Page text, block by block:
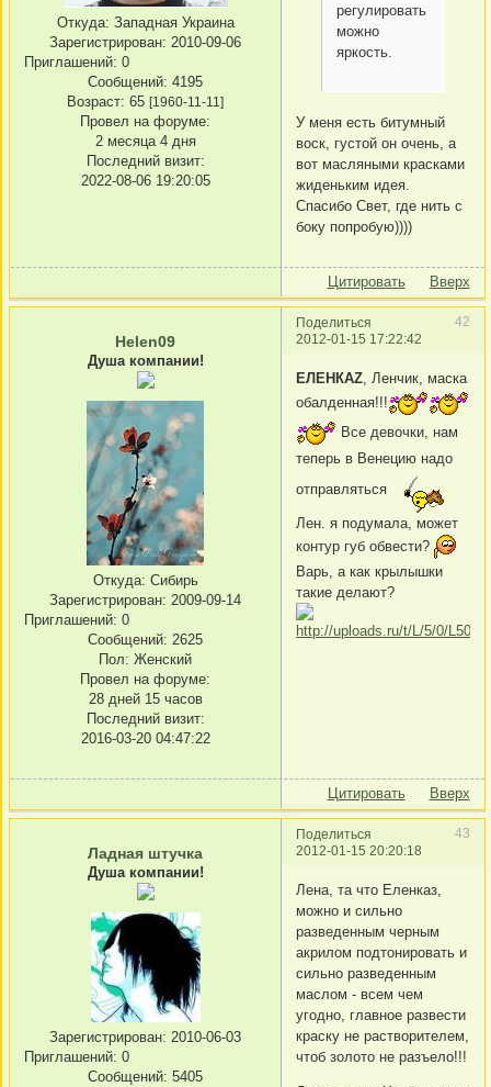
Откуда: Западная Украина
Зарегистрирован: 2010-09-06
Приглашений: 0
Сообщений: 4195
Возраст: 65 [1960-11-11]
Провел на форуме:
2 месяца 4 дня
Последний визит:
2022-08-06 19:20:05
регулировать
можно
яркость.
У меня есть битумный
воск, густой он очень, а
вот масляными красками
жиденьким идея.
Спасибо Свет, где нить с
боку попробую))))
Цитировать Вверх
Поделиться
42
2012-01-15 17:22:42
Helen09
Душа компании!
Откуда: Сибирь
Зарегистрирован: 2009-09-14
Приглашений: 0
Сообщений: 2625
Пол: Женский
Провел на форуме:
28 дней 15 часов
Последний визит:
2016-03-20 04:47:22
ЕЛЕНКАZ , Ленчик, маска
обалденная!!!
Все девочки, нам
теперь в Венецию надо
отправляться
Лен. я подумала, может
контур губ обвести?
Варь, а как крылышки
такие делают?
Цитировать Вверх
Поделиться
43
2012-01-15 20:20:18
Ладная штучка
Душа компании!
Зарегистрирован: 2010-06-03
Приглашений: 0
Сообщений: 5405
Лена, та что Еленказ,
можно и сильно
разведенным черным
акрилом подтонировать и
сильно разведенным
маслом - всем чем
угодно, главное развести
краску не растворителем,
чтоб золото не разъело!!!